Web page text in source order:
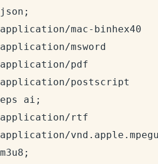
json;
application/mac-
application/msword
application/pdf
application/postscript
eps ai;
application/rtf
application/
m3u8;